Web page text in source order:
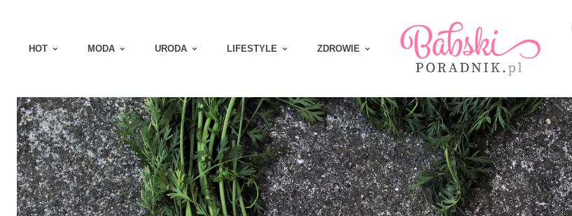
HOT MODA URODA LIFESTYLE ZDROWIE